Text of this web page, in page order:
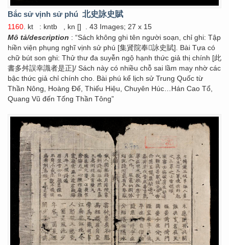
Bắc sử vịnh sử phú 北史詠史賦
1160 . kt : kntb , kn []
. 43 Images; 27 x 15
Mô tả/description : “Sách không ghi tên người soạn, chỉ ghi: Tập
hiền viện phụng nghĩ vịnh sử phú [集䝨院奉𢪀詠史賦]. Bài Tựa có
chữ bút son ghi: Thử thư đa suyễn ngộ hạnh thức giả thị chính [此
書多舛誤幸識者是正]/ Sách này có nhiều chỗ sai lầm may nhờ các
bậc thức giả chỉ chính cho. Bài phú kể lịch sử Trung Quốc từ
Thần Nông, Hoàng Đế, Thiếu Hiệu, Chuyên Húc…Hán Cao Tổ,
Quang Vũ đến Tống Thần Tông”